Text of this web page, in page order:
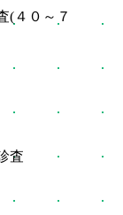
(４０～７
査